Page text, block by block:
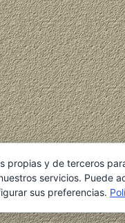
propias y de terceros
servicios. Puede
sus preferencias.